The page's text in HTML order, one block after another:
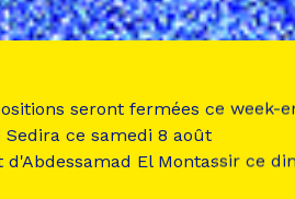
seront fermées ce week-
ce samedi 8 août
El Montassir ce